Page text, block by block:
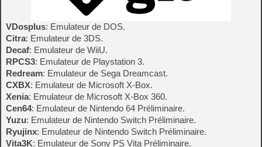
VDosplus: Emulateur de DOS.
Citra: Emulateur de 3DS.
Decaf: Emulateur de WiiU.
RPCS3: Emulateur de Playstation 3.
Redream: Emulateur de Sega Dreamcast.
CXBX: Emulateur de Microsoft X-Box.
Xenia: Emulateur de Microsoft X-Box 360.
Cen64: Emulateur de Nintendo 64 Préliminaire.
Yuzu: Emulateur de Nintendo Switch Préliminaire.
Ryujinx: Emulateur de Nintendo Switch Préliminaire.
Vita3K: Emulateur de Sony PS Vita Préliminaire.